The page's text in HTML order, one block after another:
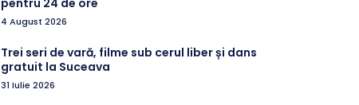
pentru 24 de ore
4 August 2026
Trei seri de vară, filme sub cerul liber și dans
gratuit la Suceava
31 Iulie 2026